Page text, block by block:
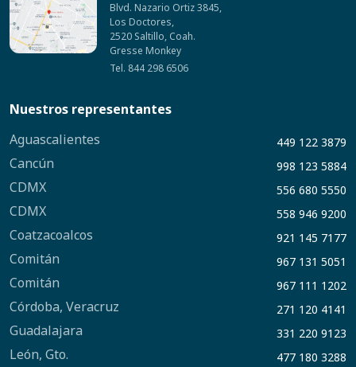
Blvd. Nazario Ortiz 3845,
Los Doctores,
2520 Saltillo, Coah.
Gresse Monkey
Tel. 844 298 6506
Nuestros representantes
Aguascalientes
449 122 3879
Cancún 998 123 5884
CDMX 556 680 5550
CDMX 558 946 9200
Coatzacoalcos 921 145 7177
Comitán 967 131 5051
Comitán 967 111 1202
Córdoba, Veracruz 271 120 4141
Guadalajara 331 220 9123
León, Gto. 477 180 3288